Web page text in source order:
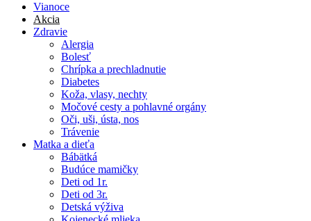
Vianoce
Akcia
Zdravie
Alergia
Bolesť
Chrípka a prechladnutie
Diabetes
Koža, vlasy, nechty
Močové cesty a pohlavné orgány
Oči, uši, ústa, nos
Trávenie
Matka a dieťa
Bábätká
Budúce mamičky
Deti od 1r.
Deti od 3r.
Detská výživa